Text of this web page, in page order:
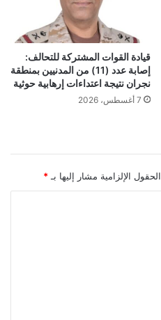
قيادة القوات المشتركة للتحالف:
إصابة عدد (11) من المدنيين بمنطقة
نجران نتيجة اعتداءات إرهابية حوثية
7 أغسطس، 2026
الحقول الإلزامية مشار إليها بـ*